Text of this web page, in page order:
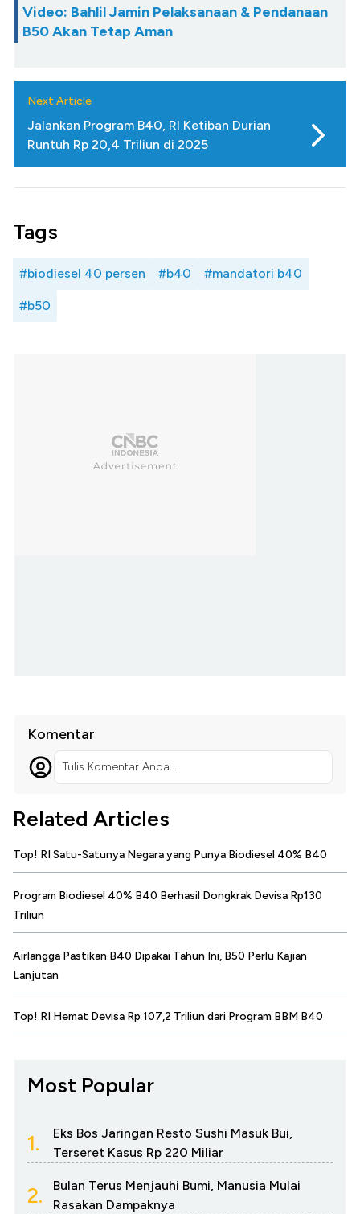
Video: Bahlil Jamin Pelaksanaan & Pendanaan
B50 Akan Tetap Aman
Next Article
Jalankan Program B40, RI Ketiban Durian
Runtuh Rp 20,4 Triliun di 2025
Tags
#biodiesel 40 persen #b40 #mandatori b40
#b50
Komentar
Tulis Komentar Anda...
Related Articles
Top! RI Satu-Satunya Negara yang Punya Biodiesel 40% B40
Program Biodiesel 40% B40 Berhasil Dongkrak Devisa Rp130
Triliun
Airlangga Pastikan B40 Dipakai Tahun Ini, B50 Perlu Kajian
Lanjutan
Top! RI Hemat Devisa Rp 107,2 Triliun dari Program BBM B40
Most Popular
1.
Eks Bos Jaringan Resto Sushi Masuk Bui,
Terseret Kasus Rp 220 Miliar
2.
Bulan Terus Menjauhi Bumi, Manusia Mulai
Rasakan Dampaknya